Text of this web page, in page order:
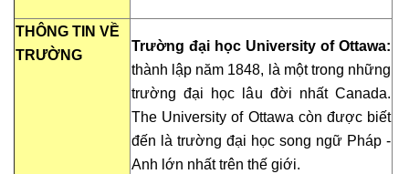
THÔNG TIN VỀ
TRƯỜNG
Trường đại học University of Ottawa:
thành lập năm 1848, là một trong những
trường đại học lâu đời nhất Canada.
The University of Ottawa còn được biết
đến là trường đại học song ngữ Pháp -
Anh lớn nhất trên thế giới.